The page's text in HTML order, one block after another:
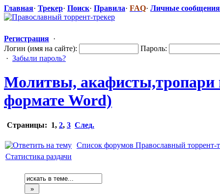
Главная· Трекер· Поиск· Правила· FAQ· Личные сообщения
Регистрация ·
Логин (имя на сайте):
Пароль:
· Забыли пароль?
Молитвы, акафисты,тро​пари
формате Word)
Страницы: 1, 2, 3 След.
Список форумов Православный торрент-
Статистика раздачи